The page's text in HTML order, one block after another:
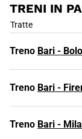
TRENI IN
Tratte
Treno Bari -
Treno Bari -
Treno Bari -